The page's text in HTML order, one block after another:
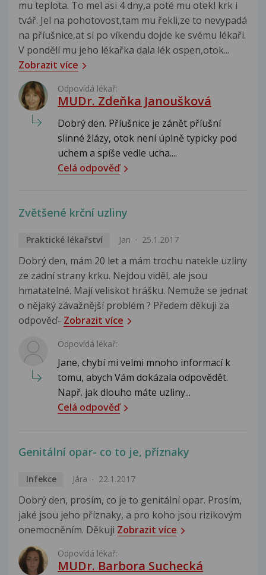
mu teplota. To mel asi 4 dny,a poté mu otekl krk i
tvář. Jel na pohotovost,tam mu řekli,ze to nevypadá
na příušnice,at si po víkendu dojde ke svému lékaři.
V pondělí mu jeho lékařka dala lék ospen,otok...
Zobrazit více
Odpovídá lékař:
MUDr. Zdeňka Janoušková
Dobrý den. Příušnice je zánět příušní
slinné žlázy, otok není úplně typicky pod
uchem a spíše vedle ucha....
Celá odpověď
Zvětšené krční uzliny
Praktické lékařství Jan 25.1.2017
Dobrý den, mám 20 let a mám trochu natekle uzliny
ze zadní strany krku. Nejdou viděl, ale jsou
hmatatelné. Mají veliskot hrášku. Nemuže se jednat
o nějaký závažnější problém ? Předem děkuji za
odpověď- Zobrazit více
Odpovídá lékař:
Jane, chybí mi velmi mnoho informací k
tomu, abych Vám dokázala odpovědět.
Např. jak dlouho máte uzliny...
Celá odpověď
Genitální opar- co to je, příznaky
Infekce Jára 22.1.2017
Dobrý den, prosím, co je to genitální opar. Prosím,
jaké jsou jeho příznaky, a pro koho jsou rizikovým
onemocněním. Děkuji Zobrazit více
Odpovídá lékař:
MUDr. Barbora Suchecká